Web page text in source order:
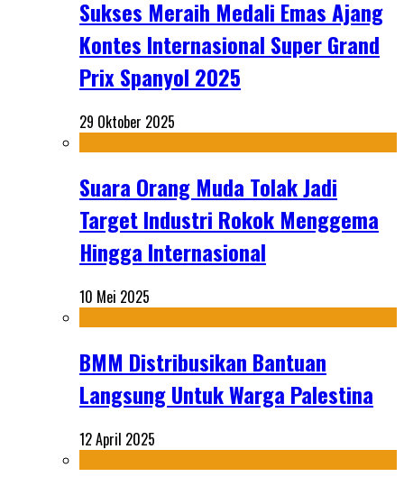
Sukses Meraih Medali Emas Ajang
Kontes Internasional Super Grand
Prix Spanyol 2025
29 Oktober 2025
Suara Orang Muda Tolak Jadi
Target Industri Rokok Menggema
Hingga Internasional
10 Mei 2025
BMM Distribusikan Bantuan
Langsung Untuk Warga Palestina
12 April 2025